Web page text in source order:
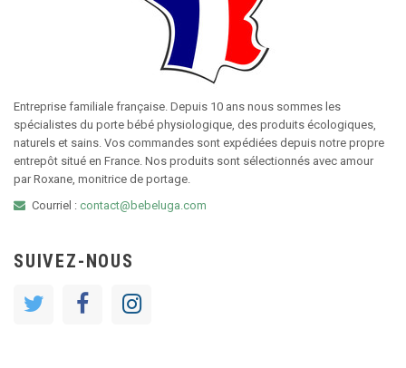
Entreprise familiale française. Depuis 10 ans nous sommes les
spécialistes du porte bébé physiologique, des produits écologiques,
naturels et sains. Vos commandes sont expédiées depuis notre propre
entrepôt situé en France. Nos produits sont sélectionnés avec amour
par Roxane, monitrice de portage.
Courriel : contact@bebeluga.com
SUIVEZ-NOUS